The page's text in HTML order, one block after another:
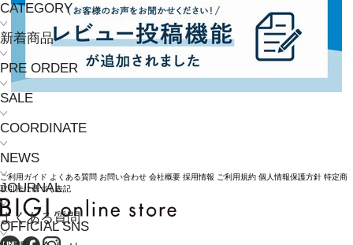
CATEGORY
新着商品
PRE ORDER
SALE
COORDINATE
NEWS
JOURNAL
よくある質問
ご利用ガイド よくある質問 お問い合わせ 会社概要 採用情報 ご利用規約 個人情報保護方針 特定商
取引法に基づく表記
OFFICIAL SNS